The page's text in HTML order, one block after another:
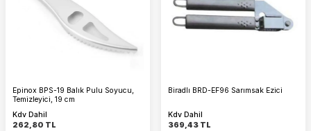
Epinox BPS-19 Balık Pulu Soyucu,
Temizleyici, 19 cm
Kdv Dahil
262,80 TL
Biradlı BRD-EF96 Sarımsak Ezici
Kdv Dahil
369,43 TL